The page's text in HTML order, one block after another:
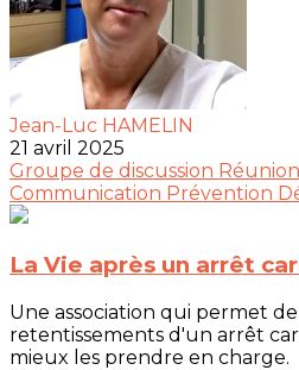
Jean-Luc HAMELIN
21 avril 2025
Groupe de discussion
Communication Prévention
La Vie après un arrêt
Une association qui permet
retentissements d'un arrêt
mieux les prendre en charge.